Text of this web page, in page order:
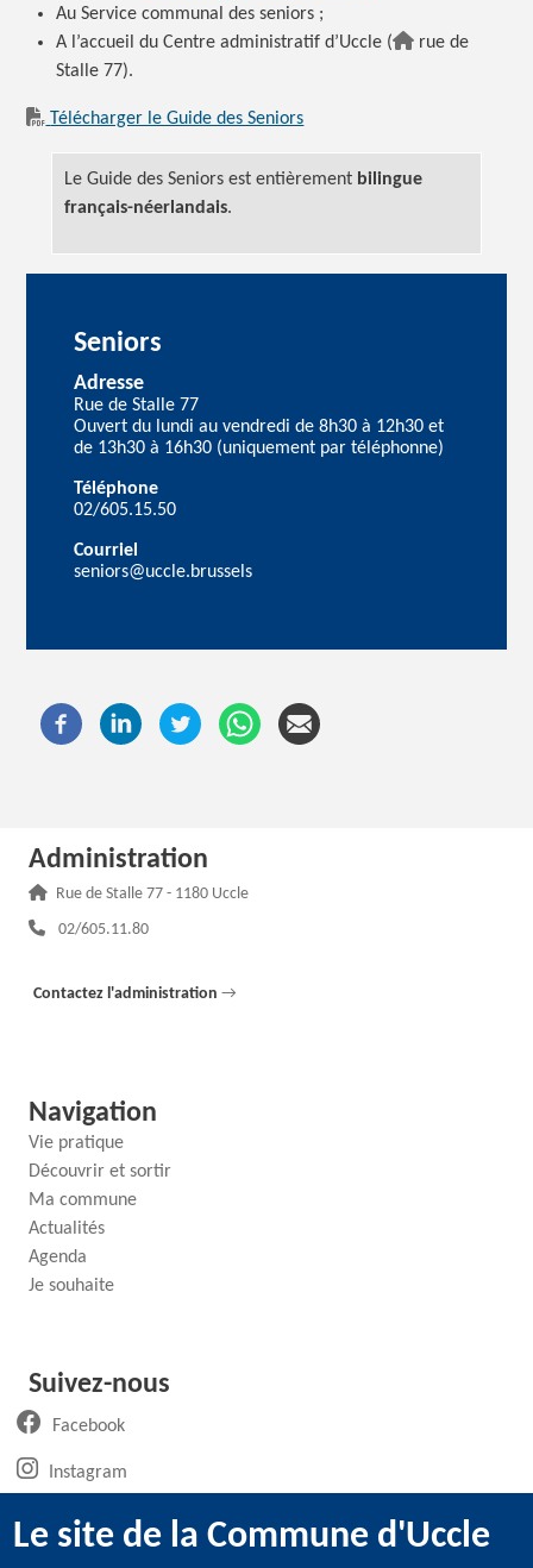
Au Service communal desseniors ;
A l’accueil du Centre administratif d’Uccle (
rue de
Stalle 77).
Télécharger le Guide des Seniors
Le Guide des Seniors est entièrement bilingue
français-néerlandais.
Seniors
Adresse
Rue de Stalle 77
Ouvert du lundi au vendredi de 8h30 à 12h30 et
de 13h30 à 16h30 (uniquement par téléphonne)
Téléphone
02/605.15.50
Courriel
seniors@uccle.brussels
Administration
Adresse :
Rue de Stalle 77 - 1180 Uccle
Téléphone :
02/605.11.80
Contactez l'administration →
Navigation
Vie pratique
Découvrir et sortir
Ma commune
Actualités
Agenda
Je souhaite
Suivez-nous
Facebook(ouvre un nouvel onglet)
Instagram(ouvre un nouvel onglet)
LinkedIn
Le site de la Commune d'Uccle